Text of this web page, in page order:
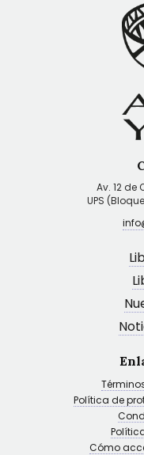
Av. 12 de
UPS
Política de
Cómo